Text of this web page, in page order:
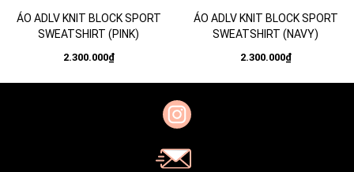
ÁO ADLV KNIT BLOCK SPORT
SWEATSHIRT (PINK)
2.300.000₫
ÁO ADLV KNIT BLOCK SPORT
SWEATSHIRT (NAVY)
2.300.000₫